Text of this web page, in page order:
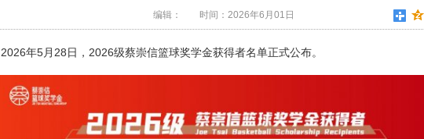
编辑： 时间：2026年6月01日
年5月28日，2026级蔡崇信篮球奖学金获得者名单正式公布。